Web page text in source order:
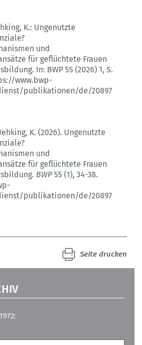
K.: Ungenutzte
und
für geflüchtete Frauen
In: BWP 55 (2026) 1, S.
www.bwp-
publikationen/de/20897
K. (2026). Ungenutzte
und
für geflüchtete Frauen
BWP55 (1), 34-38.
publikationen/de/20897
Seite drucken